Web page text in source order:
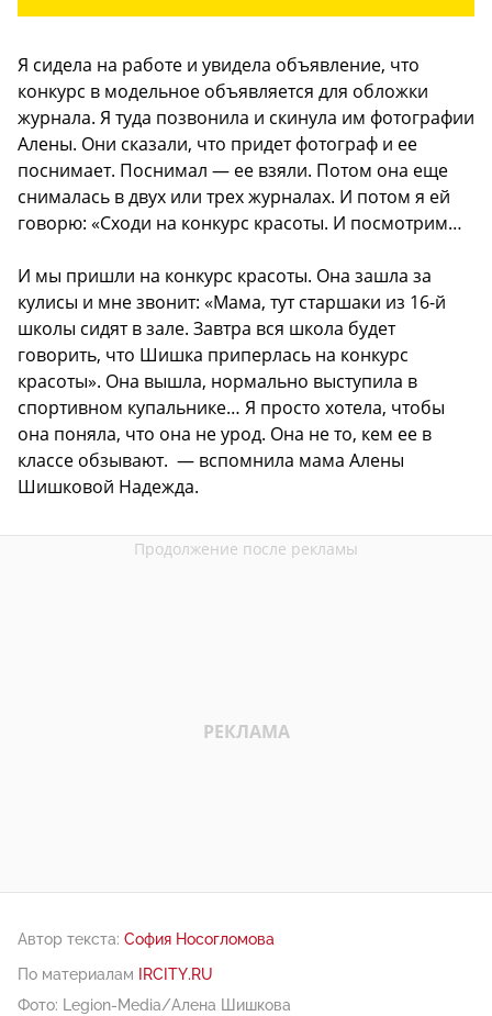
Я сидела на работе и увидела объявление, что
конкурс в модельное объявляется для обложки
журнала. Я туда позвонила и скинула им фотографии
Алены. Они сказали, что придет фотограф и ее
поснимает. Поснимал — ее взяли. Потом она еще
снималась в двух или трех журналах. И потом я ей
говорю: «Сходи на конкурс красоты. И посмотрим…
И мы пришли на конкурс красоты. Она зашла за
кулисы и мне звонит: «Мама, тут старшаки из 16-й
школы сидят в зале. Завтра вся школа будет
говорить, что Шишка приперлась на конкурс
красоты». Она вышла, нормально выступила в
спортивном купальнике… Я просто хотела, чтобы
она поняла, что она не урод. Она не то, кем ее в
классе обзывают. — вспомнила мама Алены
Шишковой Надежда.
Автор текста: София Носогломова
По материалам IRCITY.RU
Фото: Legion-Media/Алена Шишкова